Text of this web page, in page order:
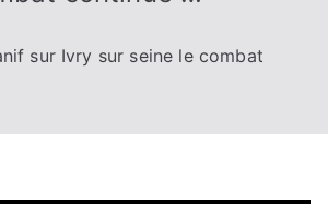
sur Ivry sur seine le combat